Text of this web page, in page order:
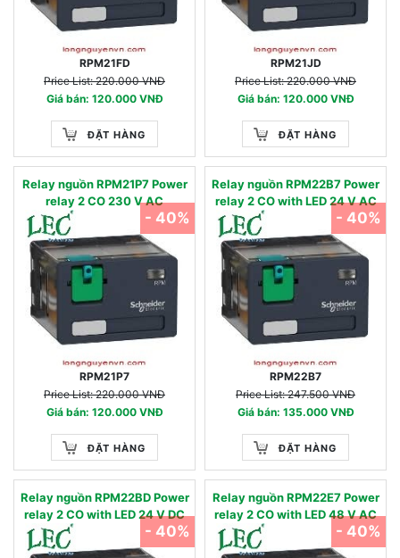
RPM21FD
Price List: 220.000 VNĐ
Giá bán: 120.000 VNĐ
ĐẶT HÀNG
RPM21JD
Price List: 220.000 VNĐ
Giá bán: 120.000 VNĐ
ĐẶT HÀNG
Relay nguồn RPM21P7 Power
relay 2 CO 230 V AC
RPM21P7
Price List: 220.000 VNĐ
Giá bán: 120.000 VNĐ
ĐẶT HÀNG
- 40%
Relay nguồn RPM22B7 Power
relay 2 CO with LED 24 V AC
RPM22B7
Price List: 247.500 VNĐ
Giá bán: 135.000 VNĐ
ĐẶT HÀNG
- 40%
Relay nguồn RPM22BD Power
relay 2 CO with LED 24 V DC
- 40%
Relay nguồn RPM22E7 Power
relay 2 CO with LED 48 V AC
- 40%